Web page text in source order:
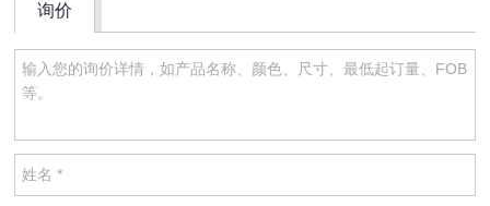
询价